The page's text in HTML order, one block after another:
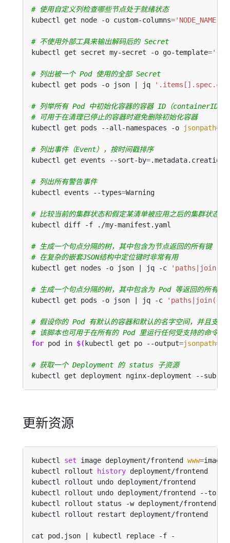
# 使用自定义列检查哪些节点处于就绪状态
kubectl get node -o custom-columns=
# 不使用外部工具来输出解码后的 Secret
kubectl get secret my-secret -o go-template=
# 列出被一个 Pod 使用的全部 Secret
kubectl get pods -o json | jq
# 列举所有 Pod 中初始化容器的容器 ID（containerID）
# 可用于在清理已停止的容器时避免删除初始化容器
kubectl get pods --all-namespaces -o
jsonpath=
# 列出事件（Event），按时间戳排序
kubectl get events --sort-by=
# 列出所有警告事件
kubectl events --types=
# 比较当前的集群状态和假定某清单被应用之后的集群状态
# 生成一个句点分隔的树，其中包含为节点返回的所有键
# 在复杂的嵌套JSON结构中定位键时非常有用
kubectl get nodes -o json | jq -c
# 生成一个句点分隔的树，其中包含为 Pod 等返回的所有键
kubectl get pods -o json | jq -c
# 假设你的 Pod 有默认的容器和默认的名字空间，并且支
# 该脚本也可用于在所有的 Pod 里运行任何受支持的命令
for pod in $( kubectl get po --output=jsonpath={
# 获取一个 Deployment 的 status 子资源
kubectl get deployment nginx-deployment --
更新资源
kubectl set image deployment/frontend www=
kubectl rollout
history
kubectl rollout undo
kubectl rollout undo deployment/frontend --to-
kubectl rollout status -w
kubectl rollout restart
cat pod.json | kubectl